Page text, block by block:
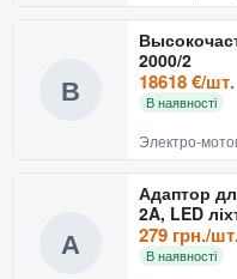
В
2000/2
18618 €/шт.
В наявності
А
Адаптор
2A, LED
279 грн./
В наявності